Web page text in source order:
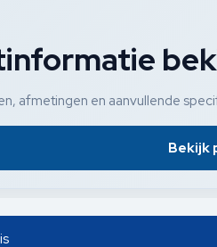
afmetingen en aanvullende
Bekijk